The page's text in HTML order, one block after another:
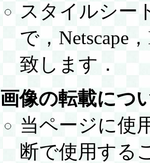
スタイルシー
で，Netscape
致します．
画像の転載につ
当ページに使
断で使用する